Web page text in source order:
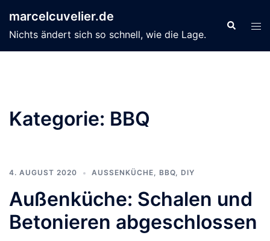
Inhalt
springen
marcelcuvelier.de
Nichts ändert sich so schnell, wie die Lage.
Suche
Kategorie: BBQ
4. AUGUST 2020 AUSSENKÜCHE , BBQ, DIY
Außenküche: Schalen und
Betonieren abgeschlossen